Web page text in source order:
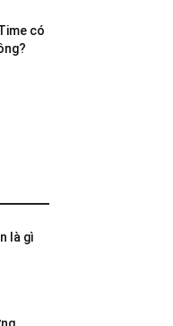
có
là gì